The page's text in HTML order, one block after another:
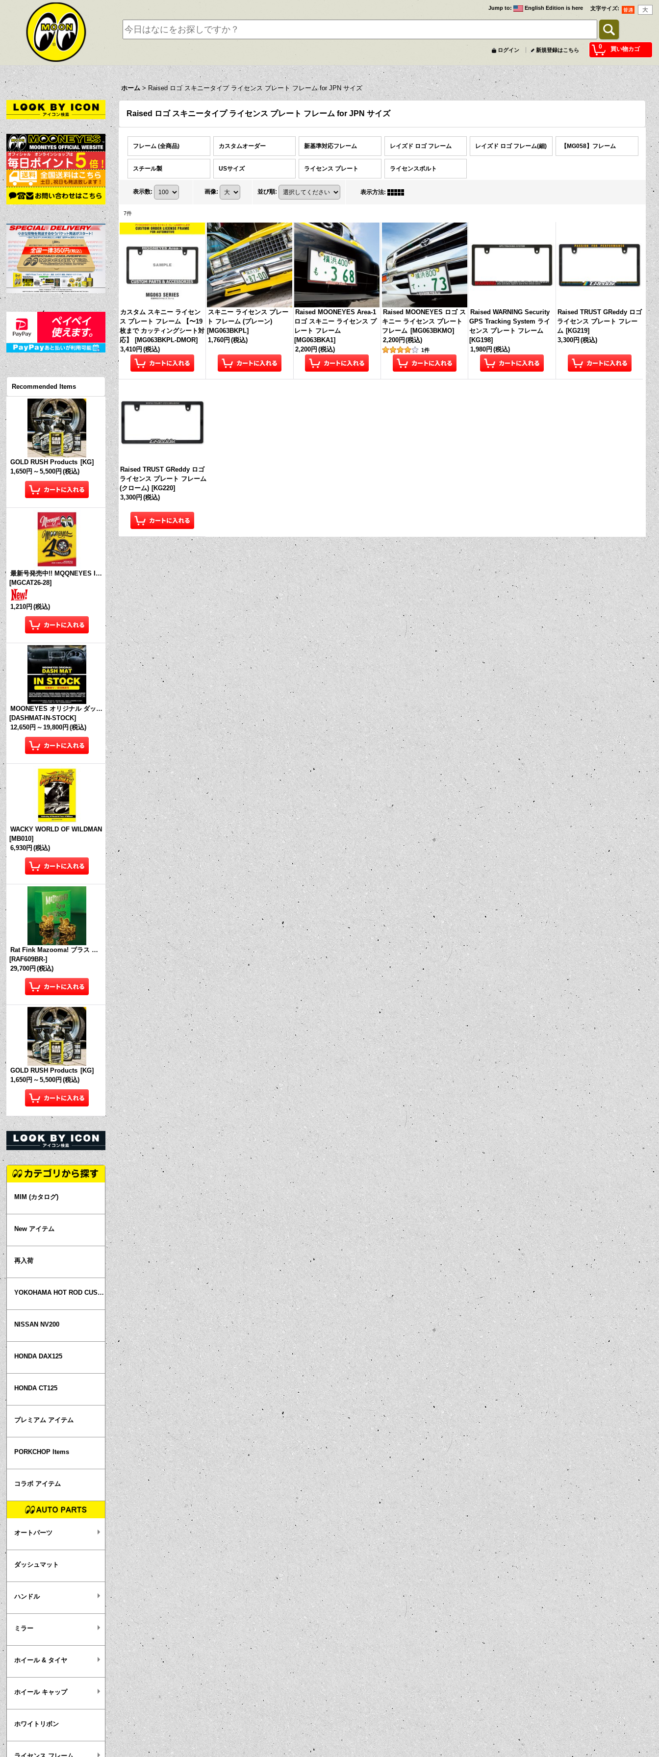
文字サイズ:
Jump to: English Edition is here
0 買い物カゴ
ログイン 新規登録はこちら
ホーム > Raised ロゴ スキニータイプ ライセンス プレート フレーム for JPN サイズ
Recommended Items
GOLD RUSH Products [KG]
1,650円 ～ 5,500円 (税込)
最新号発売中!! MQQNEYES International Magazine No.28 2026
[MGCAT26-28]
1,210円 (税込)
MOONEYES オリジナル ダッシュマット (in Stock!)
[DASHMAT-IN-STOCK]
12,650円 ～ 19,800円 (税込)
WACKY WORLD OF WILDMAN
[MB010]
6,930円 (税込)
Rat Fink Mazooma! ブラス リング
[RAF609BR-]
29,700円 (税込)
GOLD RUSH Products [KG]
1,650円 ～ 5,500円 (税込)
MIM (カタログ)
New アイテム
再入荷
YOKOHAMA HOT ROD CUSTOM SHOW
NISSAN NV200
HONDA DAX125
HONDA CT125
プレミアム アイテム
PORKCHOP Items
コラボ アイテム
オートパーツ
ダッシュマット
ハンドル
ミラー
ホイール & タイヤ
ホイール キャップ
ホワイトリボン
Raised ロゴ スキニータイプ ライセンス プレート フレーム for JPN サイズ
フレーム (全商品) カスタムオーダー 新基準対応フレーム レイズド ロゴ フレーム レイズド ロゴ フレーム(細) 【MG058】フレーム
スチール製 USサイズ ライセンス プレート ライセンスボルト
表示数: 画像: 並び順: 表示方法:
7件
カスタム スキニー ライセン
ス プレート フレーム 【〜19
枚まで カッティングシート対
応】
[MG063BKPL-DMOR]
3,410円 (税込)
スキニー ライセンス プレー
ト フレーム (プレーン)
[MG063BKPL]
1,760円 (税込)
Raised MOONEYES Area-1
ロゴ スキニー ライセンス プ
レート フレーム
[MG063BKA1]
2,200円 (税込)
Raised MOONEYES ロゴ ス
キニー ライセンス プレート
フレーム [MG063BKMO]
2,200円 (税込)
1件
Raised WARNING Security
GPS Tracking System ライ
センス プレート フレーム
[KG198]
1,980円 (税込)
Raised TRUST GReddy ロゴ
ライセンス プレート フレー
ム [KG219]
3,300円 (税込)
Raised TRUST GReddy ロゴ
ライセンス プレート フレーム
(クローム) [KG220]
3,300円 (税込)